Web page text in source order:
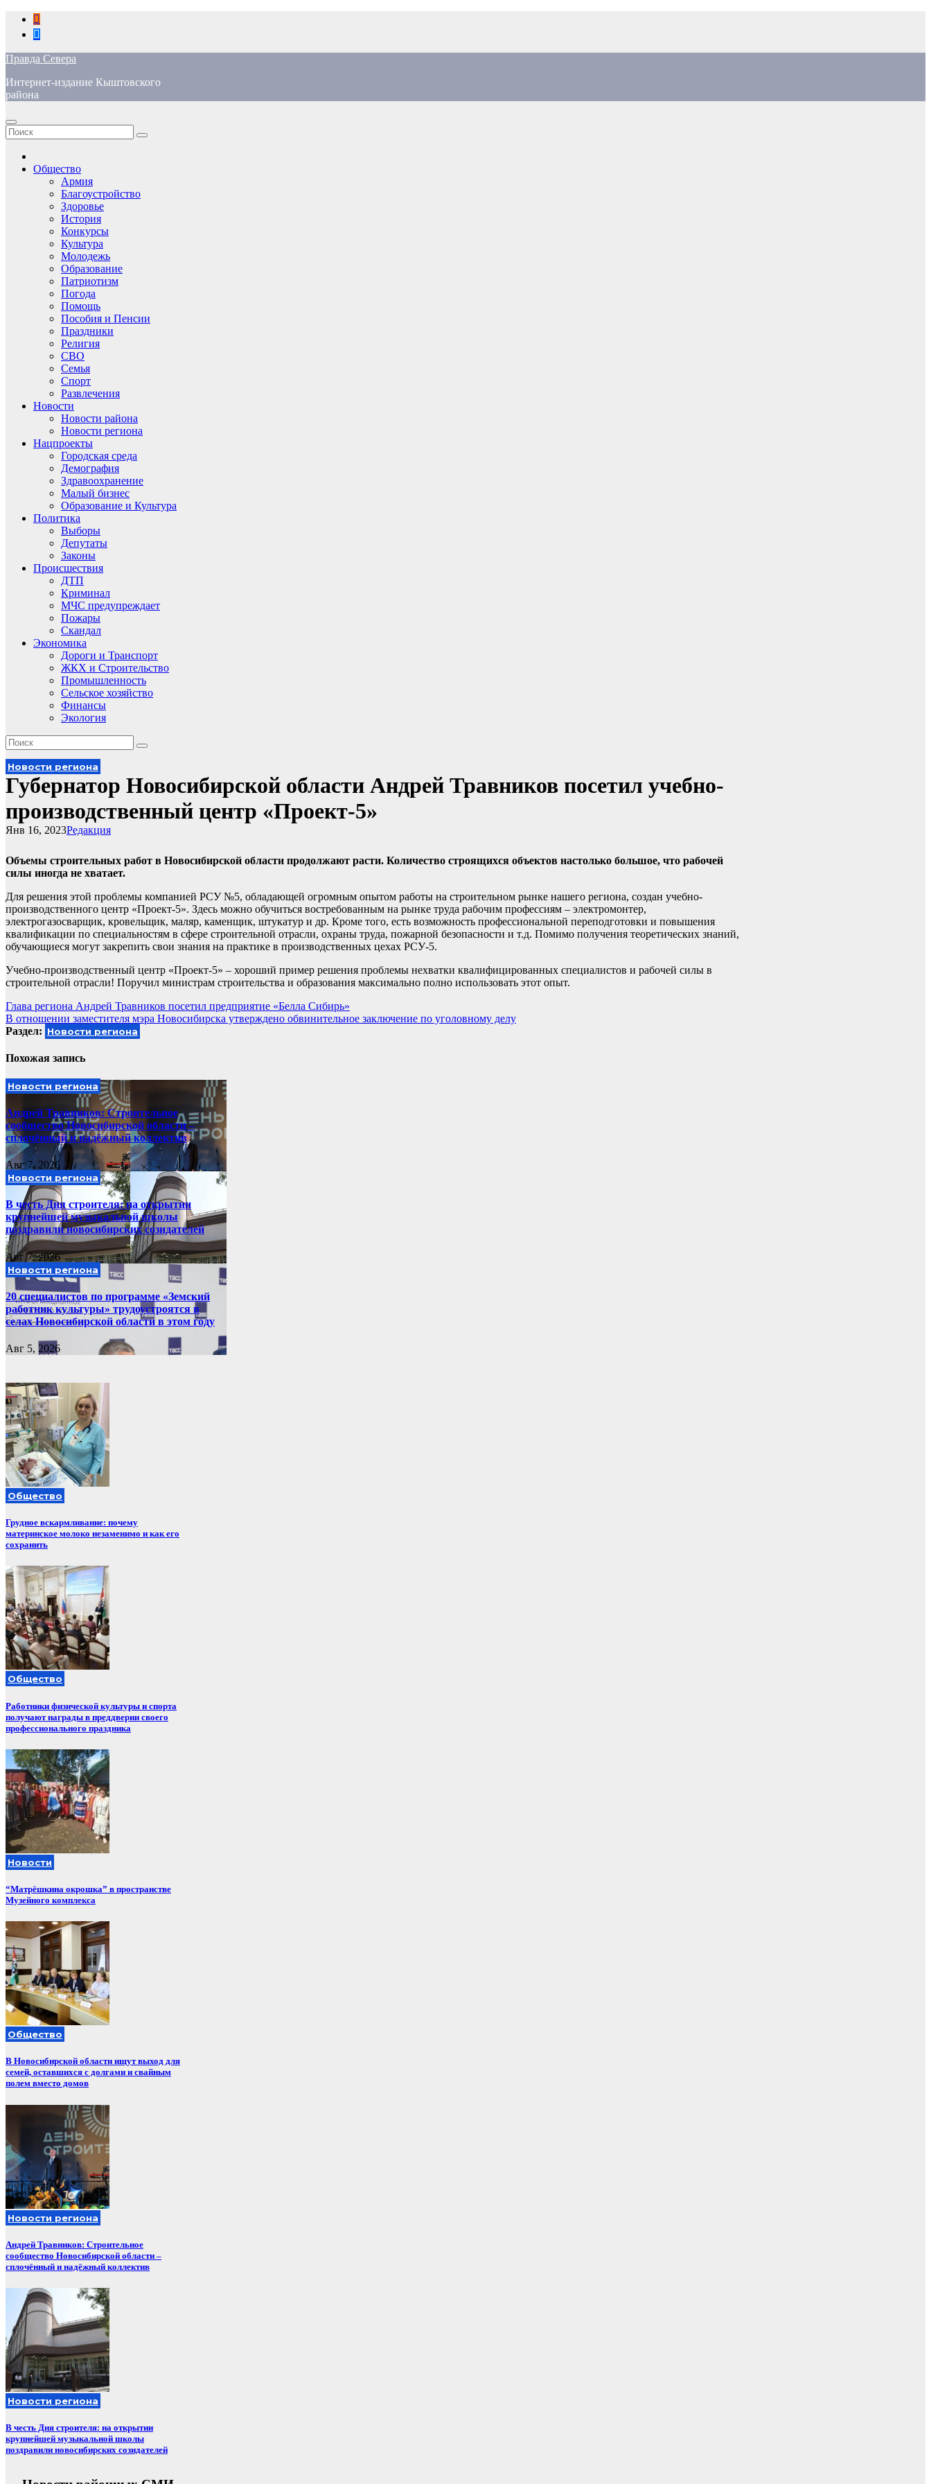
Перейти
содержимому
Правда Севера
Интернет-издание Кыштовского
района
Общество
Армия
Благоустройство
Здоровье
История
Конкурсы
Культура
Молодежь
Образование
Патриотизм
Погода
Помощь
Пособия и Пенсии
Праздники
Религия
СВО
Семья
Спорт
Развлечения
Новости
Новости района
Новости региона
Нацпроекты
Городская среда
Демография
Здравоохранение
Малый бизнес
Образование и Культура
Политика
Выборы
Депутаты
Законы
Происшествия
ДТП
Криминал
МЧС предупреждает
Пожары
Скандал
Экономика
Дороги и Транспорт
ЖКХ и Строительство
Промышленность
Сельское хозяйство
Финансы
Экология
Новости региона
Губернатор Новосибирской области Андрей Травников посетил учебно-
производственный центр «Проект-5»
Редакция
Янв 16, 2023
Объемы строительных работ в Новосибирской области продолжают расти. Количество строящихся объектов настолько большое, что рабочей
силы иногда не хватает.
Для решения этой проблемы компанией РСУ №5, обладающей огромным опытом работы на строительном рынке нашего региона, создан учебно-
производственного центр «Проект-5». Здесь можно обучиться востребованным на рынке труда рабочим профессиям – электромонтер,
электрогазосварщик, кровельщик, маляр, каменщик, штукатур и др. Кроме того, есть возможность профессиональной переподготовки и повышения
квалификации по специальностям в сфере строительной отрасли, охраны труда, пожарной безопасности и т.д. Помимо получения теоретических знаний,
обучающиеся могут закрепить свои знания на практике в производственных цехах РСУ-5.
Учебно-производственный центр «Проект-5» – хороший пример решения проблемы нехватки квалифицированных специалистов и рабочей силы в
строительной отрасли! Поручил министрам строительства и образования максимально полно использовать этот опыт.
Навигация
по
Глава региона Андрей Травников посетил предприятие «Белла Сибирь»
В отношении заместителя мэра Новосибирска утверждено обвинительное заключение по уголовному делу
Раздел: Новости региона
Похожая запись
Новости региона
Андрей Травников: Строительное
сообщество Новосибирской области –
сплочённый и надёжный коллектив
Авг 7, 2026
Новости региона
В честь Дня строителя: на открытии
крупнейшей музыкальной школы
поздравили новосибирских созидателей
Авг 7, 2026
Новости региона
20 специалистов по программе «Земский
работник культуры» трудоустроятся в
селах Новосибирской области в этом году
Авг 5, 2026
Общество
Грудное вскармливание: почему
материнское молоко незаменимо и как его
сохранить
Общество
Работники физической культуры и спорта
получают награды в преддверии своего
профессионального праздника
Новости
“Матрёшкина окрошка” в пространстве
Музейного комплекса
Общество
В Новосибирской области ищут выход для
семей, оставшихся с долгами и свайным
полем вместо домов
Новости региона
Андрей Травников: Строительное
сообщество Новосибирской области –
сплочённый и надёжный коллектив
Новости региона
В честь Дня строителя: на открытии
крупнейшей музыкальной школы
поздравили новосибирских созидателей